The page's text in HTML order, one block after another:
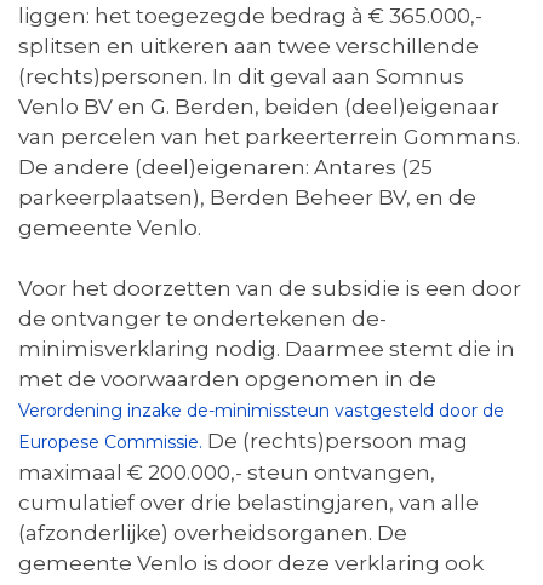
liggen: het toegezegde bedrag à € 365.000,-
splitsen en uitkeren aan twee verschillende
(rechts)personen. In dit geval aan Somnus
Venlo BV en G. Berden, beiden (deel)eigenaar
van percelen van het parkeerterrein Gommans.
De andere (deel)eigenaren: Antares (25
parkeerplaatsen), Berden Beheer BV, en de
gemeente Venlo.
Voor het doorzetten van de subsidie is een door
de ontvanger te ondertekenen de-
minimisverklaring nodig. Daarmee stemt die in
met de voorwaarden opgenomen in de
Verordening inzake de-minimissteun vastgesteld door de
Europese Commissie. De (rechts)persoon mag
maximaal € 200.000,- steun ontvangen,
cumulatief over drie belastingjaren, van alle
(afzonderlijke) overheidsorganen. De
gemeente Venlo is door deze verklaring ook